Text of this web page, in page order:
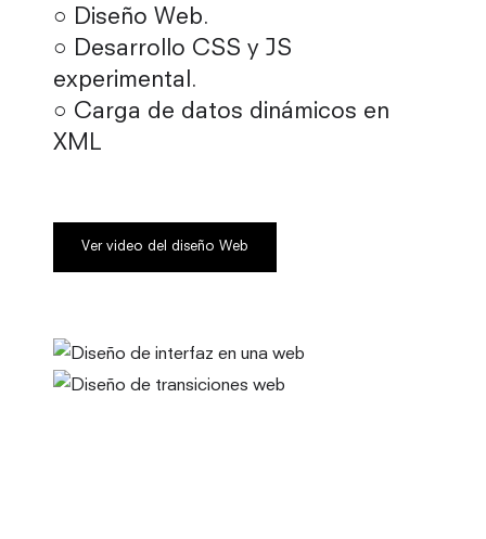
○ Diseño Web.
○ Desarrollo CSS y JS
experimental.
○ Carga de datos dinámicos en
XML
Ver video del diseño Web